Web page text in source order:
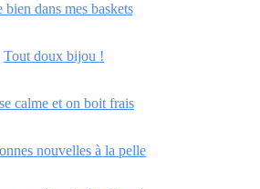
bien dans mes baskets
Tout doux bijou !
calme et on boit frais
nouvelles à la pelle